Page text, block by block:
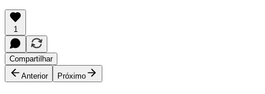
1
Compartilhar
Anterior
Próximo